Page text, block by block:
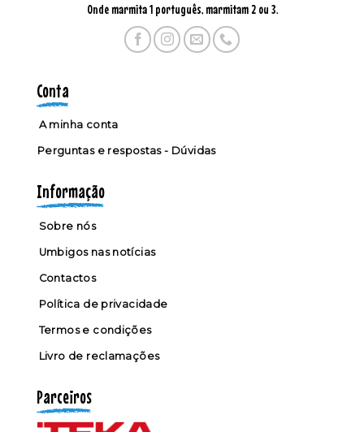
Onde marmita 1 português, marmitam 2 ou 3.
Conta
A minha conta
Perguntas e respostas - Dúvidas
Informação
Sobre nós
Umbigos nas notícias
Contactos
Política de privacidade
Termos e condições
Livro de reclamações
Parceiros